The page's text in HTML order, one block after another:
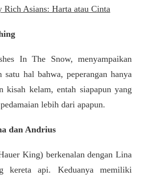
Rich Asians: Harta atau Cinta
In The Snow, menyampaikan
satu hal bahwa, peperangan hanya
kisah kelam, entah siapapun yang
lebih dari apapun.
dan Andrius
King) berkenalan dengan Lina
kereta api. Keduanya memiliki